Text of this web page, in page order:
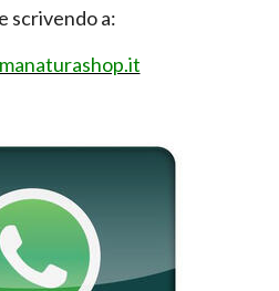
scrivendo a: